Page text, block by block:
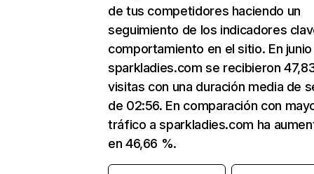
de tus competidores haciendo un
seguimiento de los indicadores
comportamiento en el sitio. En junio
sparkladies.com se recibieron
visitas con una duración media de
de 02:56. En comparación con
tráfico a sparkladies.com ha
en 46,66 %.